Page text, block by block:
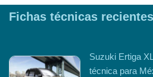
Fichas técnicas
Suzuki Ertiga
técnica para